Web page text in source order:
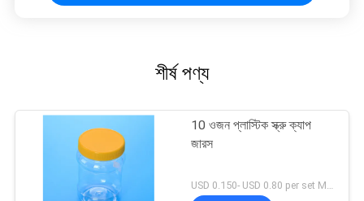
শীর্ষ পণ্য
10 ওজন প্লাস্টিক স্ক্রু ক্যাপ
জারস